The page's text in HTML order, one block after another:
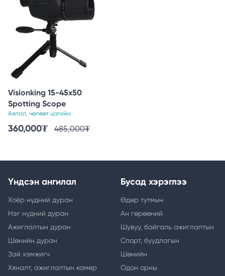
Visionking 15-45x50
Spotting Scope
Аялал, чөлөөт цагийн
360,000₮ 485,000₮
Үндсэн ангилал
Хоёр нүдний дуран
Нэг нүдний дуран
Ажиглалтын дуран
Шөнийн дуран
Зай хэмжигч
Хяналт, ажиглалтын камер
Бусад хэрэглээ
Өдөр тутмын
Ан гөрөөний
Шувуу, байгаль ажиглалтын
Спорт, буудлагын
Шөнийн
Одон орны